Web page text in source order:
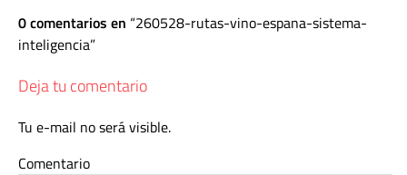
0 comentarios en 260528-rutas-vino-espana-sistema-
inteligencia
Deja tu comentario
Tu e-mail no será visible.
Comentario